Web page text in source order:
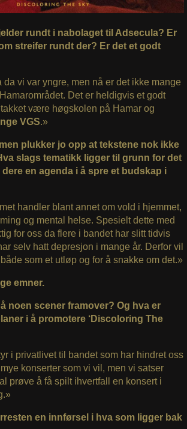
rundt i nabolaget til Adsecula? Er
streifer rundt der? Er det et godt
da vi var yngre, men nå er det ikke mange
Det er heldigvis et godt
være høgskolen på Hamar og
VGS.»
plukker jo opp at tekstene nok ikke
slags tematikk ligger til grunn for det
en agenda i å spre et budskap i
handler blant annet om vold i hjemmet,
og mental helse. Spesielt dette med
for oss da flere i bandet har slitt tidvis
selv hatt depresjon i mange år. Derfor vil
som et utløp og for å snakke om det.»
emner.
noen scener framover? Og hva er
i å promotere ‘Discoloring The
i privatlivet til bandet som har hindret oss
konserter som vi vil, men vi satser
prøve å få spilt ihvertfall en konsert i
en innførsel i hva som ligger bak